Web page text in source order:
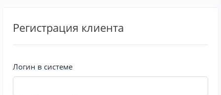
Регистрация клиента
Логин в системе